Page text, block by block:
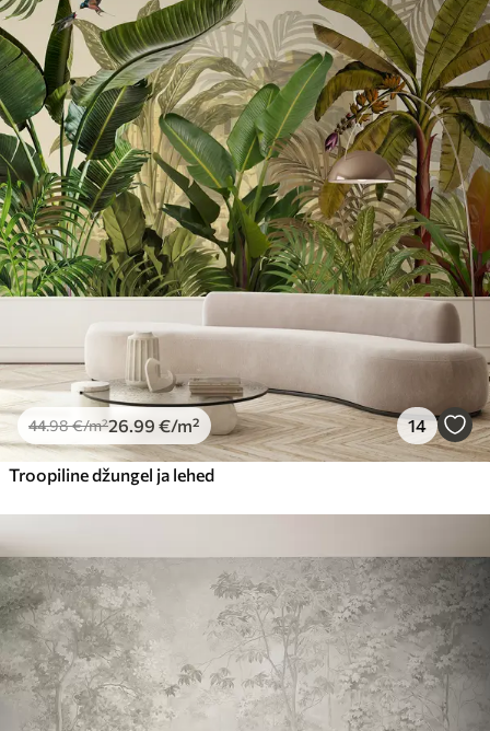
44.98€/m²26 .99 €/m² 14
Troopiline džungel ja lehed